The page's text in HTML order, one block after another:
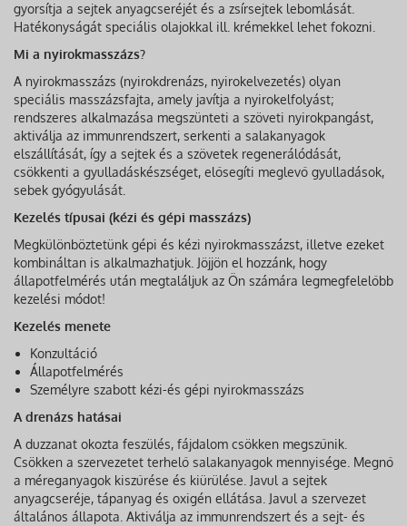
gyorsítja a sejtek anyagcseréjét és a zsírsejtek lebomlását.
Hatékonyságát speciális olajokkal ill. krémekkel lehet fokozni.
Mi a nyirokmasszázs?
A nyirokmasszázs (nyirokdrenázs, nyirokelvezetés) olyan
speciális masszázsfajta, amely javítja a nyirokelfolyást;
rendszeres alkalmazása megszünteti a szöveti nyirokpangást,
aktiválja az immunrendszert, serkenti a salakanyagok
elszállítását, így a sejtek és a szövetek regenerálódását,
csökkenti a gyulladáskészséget, elősegíti meglevő gyulladások,
sebek gyógyulását.
Kezelés típusai (kézi és gépi masszázs)
Megkülönböztetünk gépi és kézi nyirokmasszázst, illetve ezeket
kombináltan is alkalmazhatjuk. Jöjjön el hozzánk, hogy
állapotfelmérés után megtaláljuk az Ön számára legmegfelelőbb
kezelési módot!
Kezelés menete
Konzultáció
Állapotfelmérés
Személyre szabott kézi-és gépi nyirokmasszázs
A drenázs hatásai
A duzzanat okozta feszülés, fájdalom csökken megszűnik.
Csökken a szervezetet terhelő salakanyagok mennyisége. Megnő
a méreganyagok kiszűrése és kiürülése. Javul a sejtek
anyagcseréje, tápanyag és oxigén ellátása. Javul a szervezet
általános állapota. Aktiválja az immunrendszert és a sejt- és